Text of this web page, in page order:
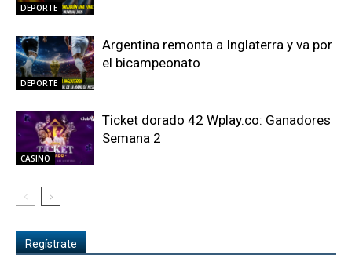
DEPORTE
DEPORTE
Argentina remonta a Inglaterra y va por
el bicampeonato
CASINO
Ticket dorado 42 Wplay.co: Ganadores
Semana 2
Regístrate